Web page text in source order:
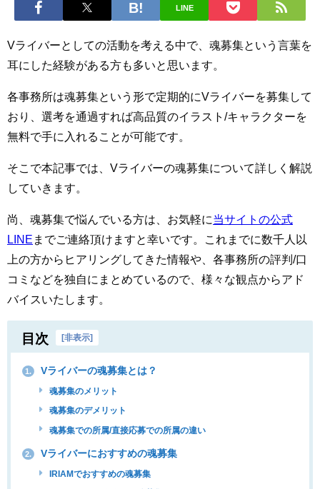
LINE
Vライバーとしての活動を考える中で、魂募集という言葉を
耳にした経験がある方も多いと思います。
各事務所は魂募集という形で定期的にVライバーを募集して
おり、選考を通過すれば高品質のイラスト/キャラクターを
無料で手に入れることが可能です。
そこで本記事では、Vライバーの魂募集について詳しく解説
していきます。
尚、魂募集で悩んでいる方は、お気軽に当サイトの公式
LINE までご連絡頂けますと幸いです。これまでに数千人以
上の方からヒアリングしてきた情報や、各事務所の評判/口
コミなどを独自にまとめているので、様々な観点からアド
バイスいたします。
目次 [非表示]
1. Vライバーの魂募集とは？
魂募集のメリット
魂募集のデメリット
魂募集での所属/直接応募での所属の違い
2. Vライバーにおすすめの魂募集
IRIAMでおすすめの魂募集